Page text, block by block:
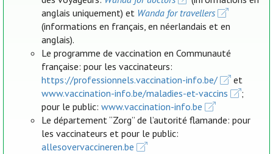
anglais uniquement) et Wanda for travellers
(informations en français, en néerlandais et en
anglais).
Le programme de vaccination en Communauté
française: pour les vaccinateurs:
https://professionnels.vaccination-info.be/
et
www.vaccination-info.be/maladies-et-vaccins
;
pour le public:www.vaccination-info.be
Le département “Zorg” de l’autorité flamande: pour
les vaccinateurs et pour le public:
allesovervaccineren.be